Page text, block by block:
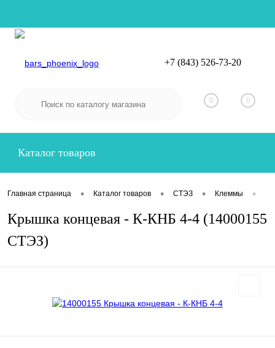
Вход
+7 (843) 526-73-20
0 0
Каталог товаров
Главная страница • Каталог товаров • СТЭЗ • Клеммы •
Крышка концевая - К-КНБ 4-4 (14000155
СТЭЗ)